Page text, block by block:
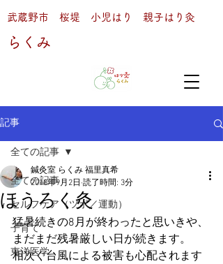
武蔵野市 桜堤 小児はり 親子はり灸
らくみ
記事
全ての記事
セルフケア（ツボ／運動）
子育て
東洋医学
全ての記事
ほうろく灸
鍼灸室 らくみ 福里真希
2018年9月2日 読了時間: 3分
猛暑続きの8月が終わったと思いきや、
まだまだ残暑厳しい日が続きます。
相次ぐ台風による被害も心配されます